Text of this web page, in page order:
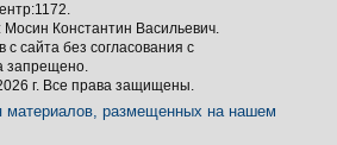
Константин Васильевич.
сайта без согласования с
запрещено.
г. Все права защищены.
материалов, размещенных на нашем